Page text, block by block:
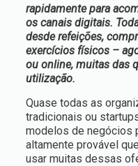
rapidamente para
os canais digitais.
desde refeições,
exercícios físicos –
ou online, muitas das
utilização.
Quase todas as
tradicionais ou
modelos de negócios
altamente provável
usar muitas dessas